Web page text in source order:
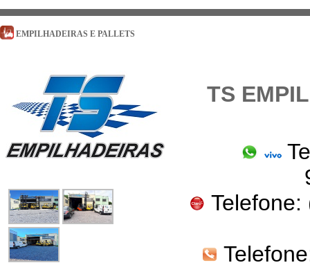
EMPILHADEIRAS E PALLETS
TS